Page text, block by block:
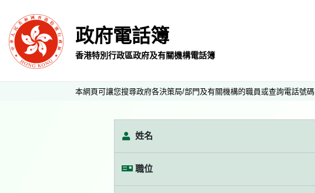
政府電話簿
香港特別行政區政府及有關機構電話簿
本網頁可讓您搜尋政府各決策局/部門及有關機構的職員或查詢電話號碼
姓名
職位